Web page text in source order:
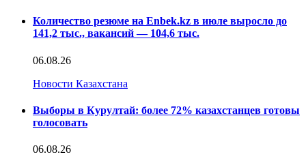
Количество резюме на Enbek.kz в июле выросло до
141,2 тыс., вакансий — 104,6 тыс.
06.08.26
Новости Казахстана
Выборы в Курултай: более 72% казахстанцев готовы
голосовать
06.08.26